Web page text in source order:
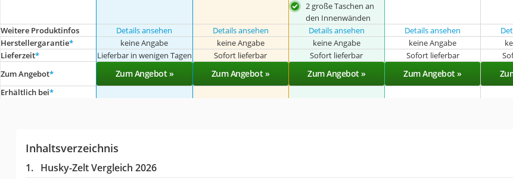
2 große Taschen an
den Innenwänden
Weitere Produktinfos Details ansehen Details ansehen Details ansehen Details ansehen
Herstellergarantie* keine Angabe keine Angabe keine Angabe keine Angabe
Lieferzeit* Lieferbar in wenigen Tagen Sofort lieferbar Sofort lieferbar Sofort lieferbar
Zum Angebot* Zum Angebot » Zum Angebot » Zum Angebot » Zum Angebot »
Erhältlich bei*
Inhaltsverzeichnis
Husky-Zelt Vergleich 2026